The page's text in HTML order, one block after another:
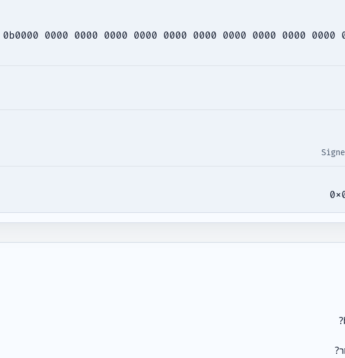
0b0000 0000 0000 0000 0000 0000 0000 0000 0000 0000 0000